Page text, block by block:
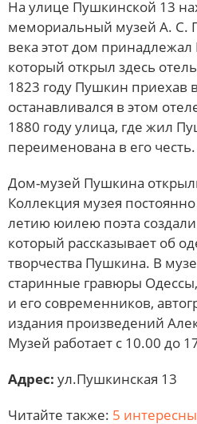
На улице Пушкинской 13
мемориальный музей А. С.
века этот дом
который открыл здесь
1823 году Пушкин приехав
останавливался в этом
1880 году улица, где жил
переименована в его честь.
Дом-музей Пушкина
Коллекция музея
летию юилею поэта
который рассказывает об
творчества Пушкина. В
старинные гравюры
и его современников,
издания произведений
Музей работает с 10.00 до
Адрес: ул.Пушкинская 13
Читайте также: 5